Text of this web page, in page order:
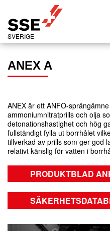
SVERIGE
ANEX A
ANEX är ett ANFO-
ammoniumnitratprills och olja
detonationshastighet och hög
fullständigt fylla ut borrhålet
tillverkad av prills som ger god
relativt känslig för vatten i
PRODUKTBLAD